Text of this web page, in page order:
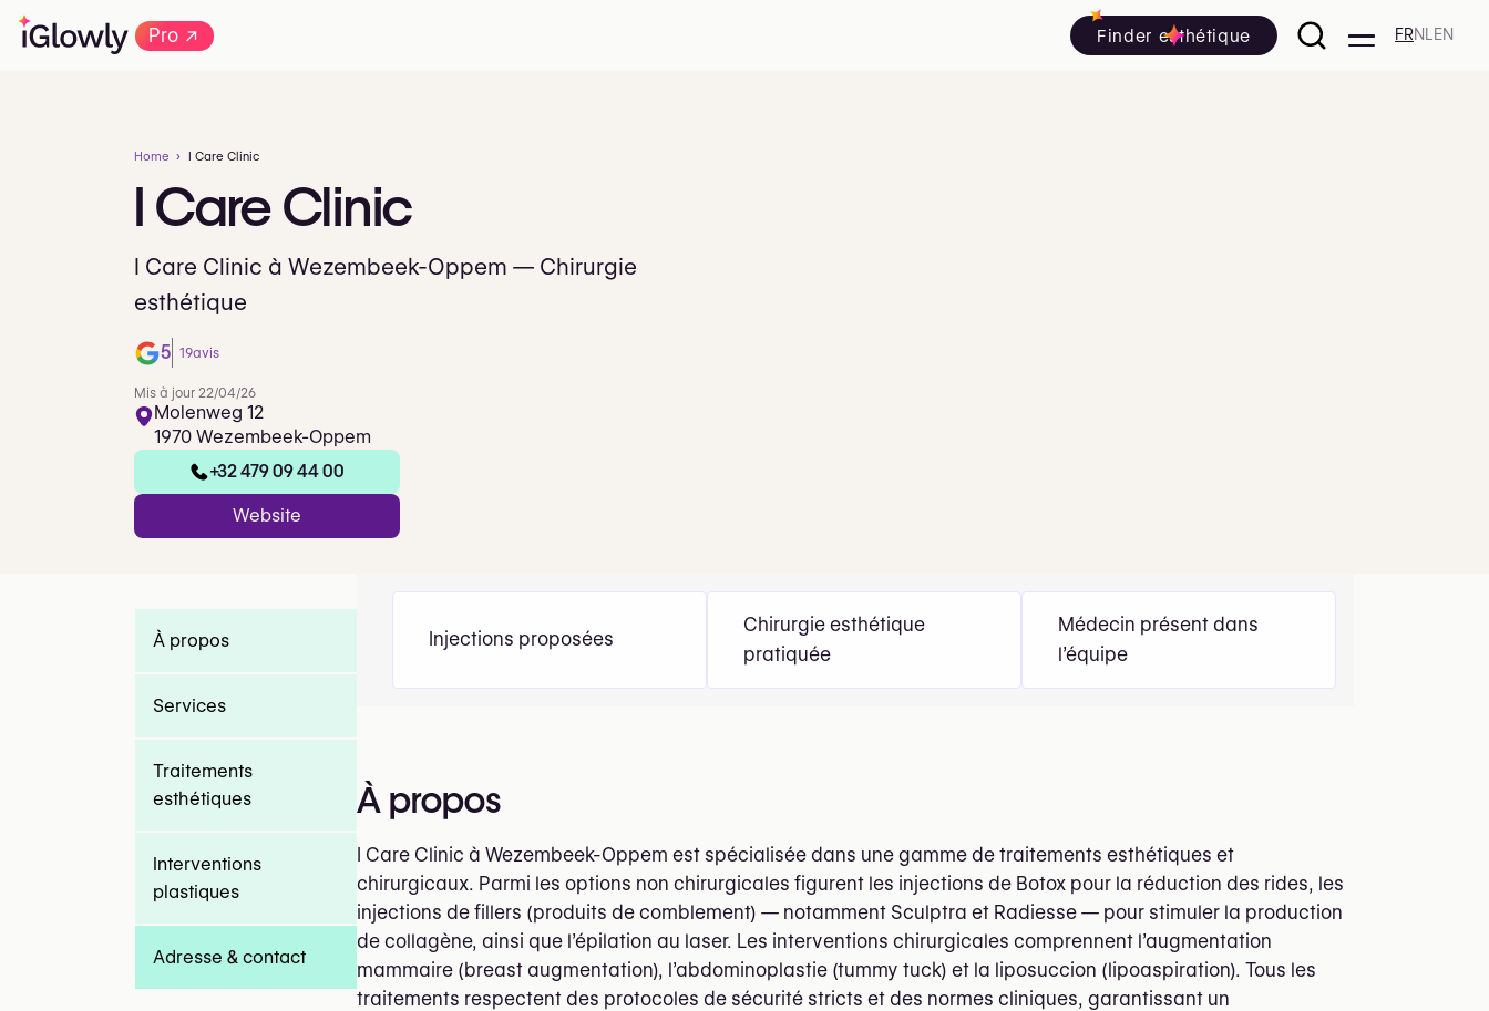
Pro→ Finder esthétique FRNL EN
Home I Care Clinic
I CareClinic
I Care Clinic à Wezembeek-Oppem — Chirurgie
esthétique
5 19avis
Mis à jour 22/04/26
Molenweg 12
1970 Wezembeek-Oppem
+32 479 09 44 00
Website
Injections proposées
Chirurgie esthétique
pratiquée
Médecin présent dans
l’équipe
À propos
I Care Clinic à Wezembeek-Oppem est spécialisée dans une gamme de traitements esthétiques et
chirurgicaux. Parmi les options non chirurgicales figurent les injections de Botox pour la réduction des rides, les
injections de fillers (produits de comblement) — notamment Sculptra et Radiesse — pour stimuler la production
de collagène, ainsi que l’épilation au laser. Les interventions chirurgicales comprennent l’augmentation
mammaire (breast augmentation), l’abdominoplastie (tummy tuck) et la liposuccion (lipoaspiration). Tous les
traitements respectent des protocoles de sécurité stricts et des normes cliniques, garantissant un
À propos
Services
Traitements
esthétiques
Interventions
plastiques
Adresse & contact